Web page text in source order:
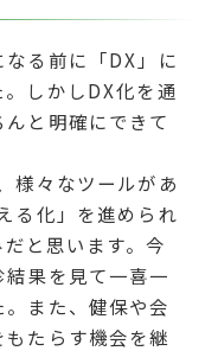
る前に「DX」に
しかしDX化を通
と明確にできて
様々なツールがあ
る化」を進められ
と思います。今
果を見て一喜一
また、健保や会
たらす機会を継